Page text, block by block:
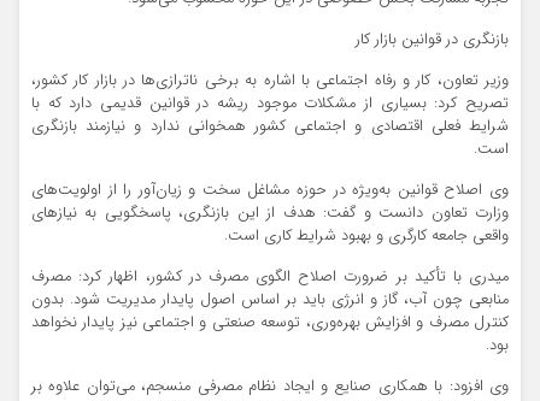
بازنگری در قوانین بازار کار
وزیر تعاون، کار و رفاه اجتماعی با اشاره به برخی ناترازی‌ها در بازار کار کشور،
تصریح کرد: بسیاری از مشکلات موجود ریشه در قوانین قدیمی دارد که با
شرایط فعلی اقتصادی و اجتماعی کشور همخوانی ندارد و نیازمند بازنگری
است.
وی اصلاح قوانین به‌ویژه در حوزه مشاغل سخت و زیان‌آور را از اولویت‌های
وزارت تعاون دانست و گفت: هدف از این بازنگری، پاسخگویی به نیازهای
واقعی جامعه کارگری و بهبود شرایط کاری است.
میدری با تأکید بر ضرورت اصلاح الگوی مصرف در کشور، اظهار کرد: مصرف
منابعی چون آب، گاز و انرژی باید بر اساس اصول پایدار مدیریت شود. بدون
کنترل مصرف و افزایش بهره‌وری، توسعه صنعتی و اجتماعی نیز پایدار نخواهد
بود.
وی افزود: با همکاری صنایع و ایجاد نظام مصرفی منسجم، می‌توان علاوه بر